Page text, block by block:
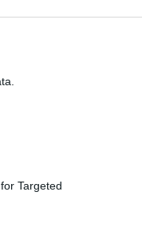
Targeted
fatto una
Meloni…”